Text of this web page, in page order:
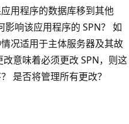
用程序的数据库移到其他
响该应用程序的 SPN？ 如
况适用于主体服务器及其故
意味着必须更改 SPN，则这
是否将管理所有更改？